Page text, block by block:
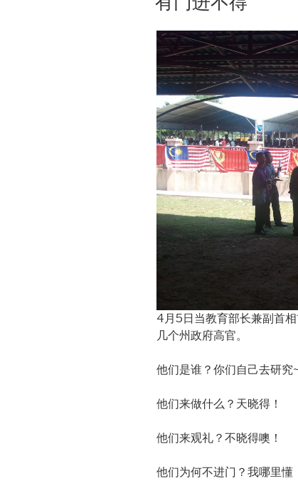
4月5日当教育部长兼副首
几个州政府高官。
他们是谁？你们自己去研究
他们来做什么？天晓得！
他们来观礼？不晓得噢！
他们为何不进门？我哪里懂